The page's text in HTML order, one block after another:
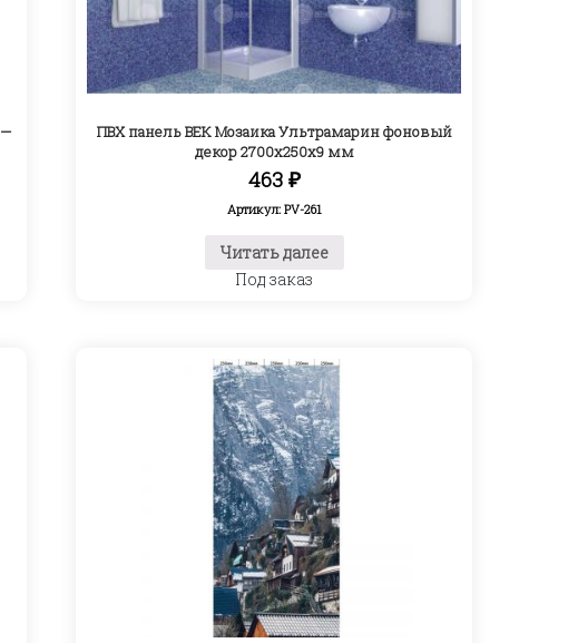
ПВХ панель ВЕК Мозаика Ультрамарин фоновый
декор 2700х250х9 мм
463 ₽
Артикул: PV-261
Читать далее
Под заказ